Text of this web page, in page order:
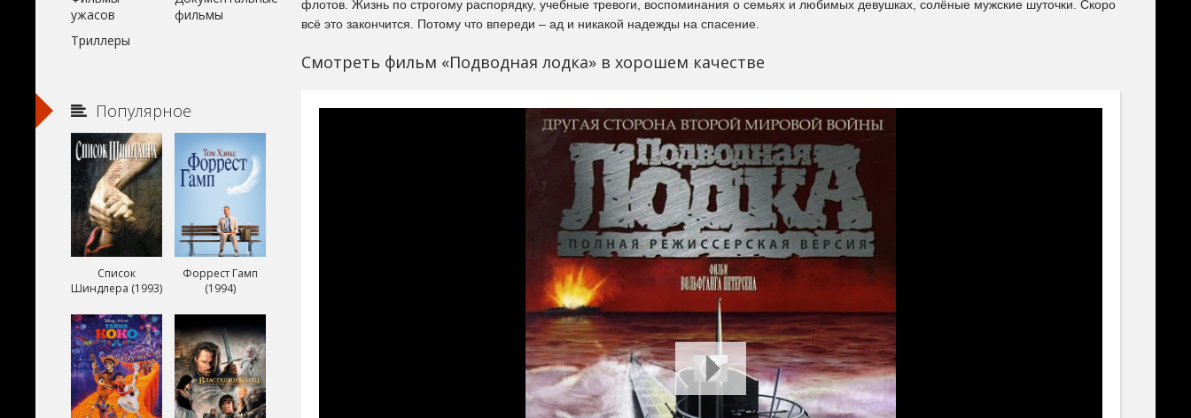
флотов. Жизнь по строгому распорядку, учебные тревоги, воспоминания о семьях и любимых девушках, солёные мужские шуточки. Скоро
всё это закончится. Потому что впереди – ад и никакой надежды на спасение.
Смотреть фильм «Подводная лодка» в хорошем качестве
ужасов
фильмы
Триллеры
Популярное
Список
Шиндлера (1993)
Форрест Гамп
(1994)